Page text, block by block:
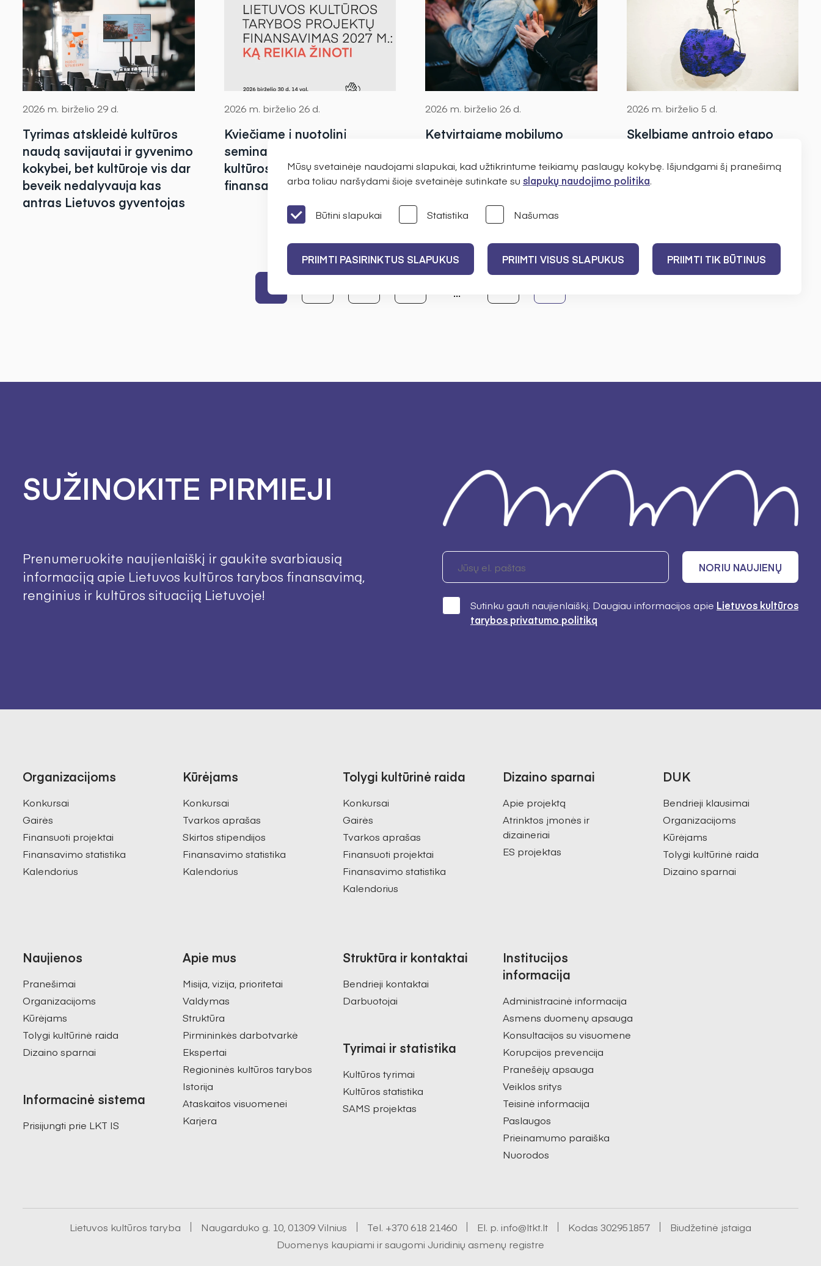
2026 m. birželio 29 d.
Tyrimas atskleidė kultūros
naudą savijautai ir gyvenimo
kokybei, bet kultūroje vis dar
beveik nedalyvauja kas
antras Lietuvos gyventojas
2026 m. birželio 26 d.
Kviečiame į nuotolinį
seminarą apie Lietuvos
kultūros tarybos
finansavimą 2027 m.
2026 m. birželio 26 d.
Ketvirtajame mobilumo
tarptautiniams ryšiams ir
profesiniam tobulėjimui
2026 m. birželio 5 d.
Skelbiame antrojo etapo
rezultatus – skirta kiek
daugiau nei 1,54 mln. eurų
...
SUŽINOKITE PIRMIEJI
Prenumeruokite naujienlaiškį ir gaukite svarbiausią
informaciją apie Lietuvos kultūros tarybos finansavimą,
renginius ir kultūros situaciją Lietuvoje!
NORIU NAUJIENŲ
Sutinku gauti naujienlaiškį. Daugiau informacijos apie Lietuvos kultūros
tarybos privatumo politiką
Organizacijoms
Konkursai
Gairės
Finansuoti projektai
Finansavimo statistika
Kalendorius
Kūrėjams
Konkursai
Tvarkos aprašas
Skirtos stipendijos
Finansavimo statistika
Kalendorius
Tolygi kultūrinė raida
Konkursai
Gairės
Tvarkos aprašas
Finansuoti projektai
Finansavimo statistika
Kalendorius
Dizaino sparnai
Apie projektą
Atrinktos įmonės ir
dizaineriai
ES projektas
DUK
Bendrieji klausimai
Organizacijoms
Kūrėjams
Tolygi kultūrinė raida
Dizaino sparnai
Naujienos
Pranešimai
Organizacijoms
Kūrėjams
Tolygi kultūrinė raida
Dizaino sparnai
Informacinė sistema
Prisijungti prie LKT IS
Apie mus
Misija, vizija, prioritetai
Valdymas
Struktūra
Pirmininkės darbotvarkė
Ekspertai
Regioninės kultūros tarybos
Istorija
Ataskaitos visuomenei
Karjera
Struktūra ir kontaktai
Bendrieji kontaktai
Darbuotojai
Tyrimai ir statistika
Kultūros tyrimai
Kultūros statistika
SAMS projektas
Institucijos
informacija
Administracinė informacija
Asmens duomenų apsauga
Konsultacijos su visuomene
Korupcijos prevencija
Pranešėjų apsauga
Veiklos sritys
Teisinė informacija
Paslaugos
Prieinamumo paraiška
Nuorodos
Lietuvos kultūros taryba Naugarduko g. 10, 01309 Vilnius Tel. +370 618 21460 El. p. info@ltkt.lt Kodas 302951857
Biudžetinė įstaiga
Duomenys kaupiami ir saugomi Juridinių asmenų registre
Mūsų svetainėje naudojami slapukai, kad užtikrintume teikiamų paslaugų kokybę. Išjundgami šį pranešimą
arba toliau naršydami šioje svetainėje sutinkate su slapukų naudojimo politika.
Būtini slapukai Statistika Našumas
PRIIMTI PASIRINKTUS SLAPUKUS PRIIMTI VISUS SLAPUKUS PRIIMTI TIK BŪTINUS